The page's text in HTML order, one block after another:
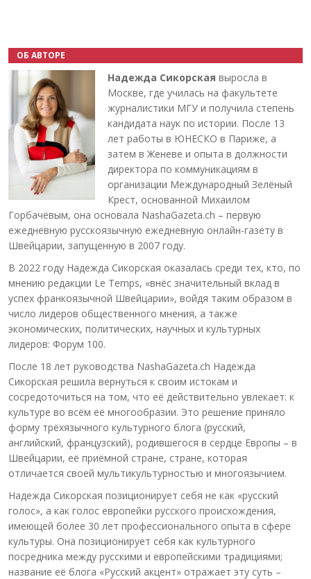
ОБ АВТОРЕ
Надежда Сикорская выросла в
Москве, где училась на факультете
журналистики МГУ и получила степень
кандидата наук по истории. После 13
лет работы в ЮНЕСКО в Париже, а
затем в Женеве и опыта в должности
директора по коммуникациям в
организации Международный Зелёный
Крест, основанной Михаилом
Горбачёвым, она основала NashaGazeta.ch – первую
ежедневную русскоязычную ежедневную онлайн-газету в
Швейцарии, запущенную в 2007 году.
В 2022 году Надежда Сикорская оказалась среди тех, кто, по
мнению редакции Le Temps, «внёс значительный вклад в
успех франкоязычной Швейцарии», войдя таким образом в
число лидеров общественного мнения, а также
экономических, политических, научных и культурных
лидеров: Форум 100.
После 18 лет руководства NashaGazeta.ch Надежда
Сикорская решила вернуться к своим истокам и
сосредоточиться на том, что её действительно увлекает: к
культуре во всём её многообразии. Это решение приняло
форму трёхязычного культурного блога (русский,
английский, французский), родившегося в сердце Европы – в
Швейцарии, её приёмной стране, стране, которая
отличается своей мультикультурностью и многоязычием.
Надежда Сикорская позиционирует себя не как «русский
голос», а как голос европейки русского происхождения,
имеющей более 30 лет профессионального опыта в сфере
культуры. Она позиционирует себя как культурного
посредника между русскими и европейскими традициями;
название её блога «Русский акцент» отражает эту суть –